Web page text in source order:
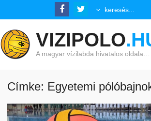
VIZIPOLO
A magyar vízilabda hivatalos oldala…
Címke: Egyetemi